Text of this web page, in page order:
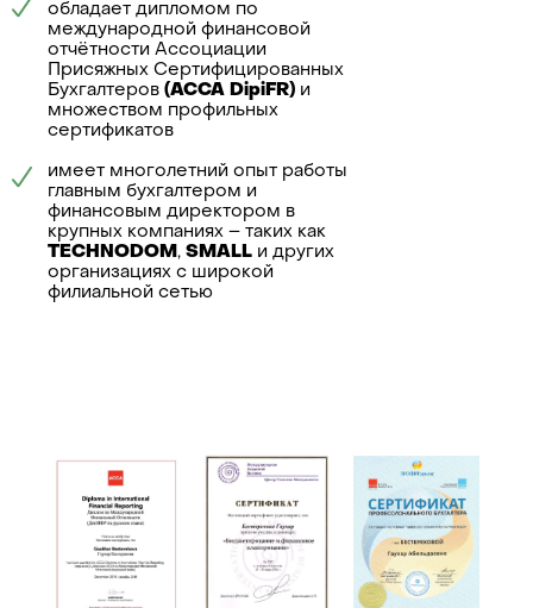
обладает дипломом по
международной финансовой
отчётности Ассоциации
Присяжных Сертифицированных
Бухгалтеров (ACCA DipiFR) и
множеством профильных
сертификатов
имеет многолетний опыт работы
главным бухгалтером и
финансовым директором в
крупных компаниях – таких как
TECHNODOM , SMALL и других
организациях с широкой
филиальной сетью